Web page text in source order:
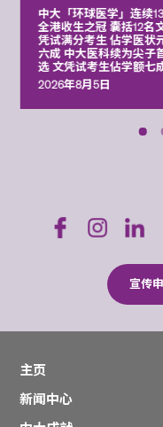
中大「环球医学」连续
全港收生之冠 囊括12名
凭试满分考生 佔学医状
六成 中大医科续为尖子
选 文凭试考生佔学额七
2026年8月5日
宣传
主页
新闻中心